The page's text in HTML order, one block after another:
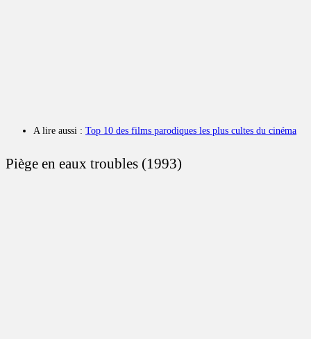
A lire aussi : Top 10 des films parodiques les plus cultes du cinéma
Piège en eaux troubles (1993)